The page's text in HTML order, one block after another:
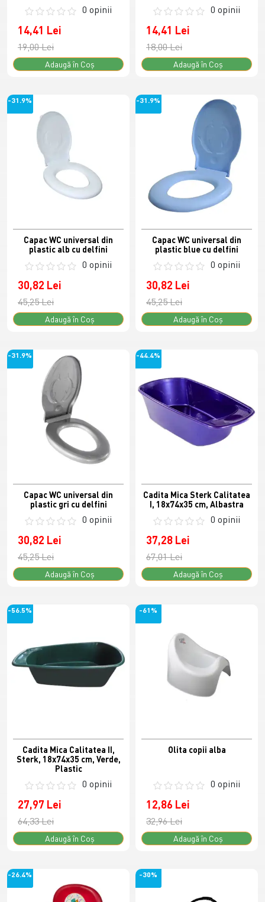
0 opinii
14,41 Lei
19,00 Lei
Adaugă în Coş
0 opinii
14,41 Lei
18,00 Lei
Adaugă în Coş
-31.9%
Capac WC universal din
plastic alb cu delfini
0 opinii
30,82 Lei
45,25 Lei
Adaugă în Coş
-31.9%
Capac WC universal din
plastic blue cu delfini
0 opinii
30,82 Lei
45,25 Lei
Adaugă în Coş
-31.9%
Capac WC universal din
plastic gri cu delfini
0 opinii
30,82 Lei
45,25 Lei
Adaugă în Coş
-44.4%
Cadita Mica Sterk Calitatea
I, 18x74x35 cm, Albastra
0 opinii
37,28 Lei
67,01 Lei
Adaugă în Coş
-56.5%
Cadita Mica Calitatea II,
Sterk, 18x74x35 cm, Verde,
Plastic
0 opinii
27,97 Lei
64,33 Lei
Adaugă în Coş
-61%
Olita copii alba
0 opinii
12,86 Lei
32,96 Lei
Adaugă în Coş
-26.4% -30%